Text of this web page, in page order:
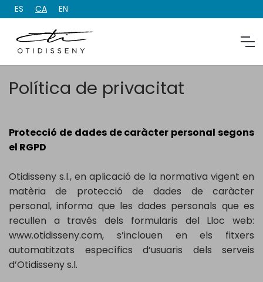
ES CA EN
Política de privacitat
Protecció de dades de caràcter personal segons
el RGPD
Otidisseny s.l., en aplicació de la normativa vigent en
matèria de protecció de dades de caràcter
personal, informa que les dades personals que es
recullen a través dels formularis del Lloc web:
www.otidisseny.com, s’inclouen en els fitxers
automatitzats específics d’usuaris dels serveis
d’Otidisseny s.l.